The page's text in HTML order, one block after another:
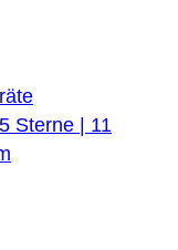
5 Sterne | 11